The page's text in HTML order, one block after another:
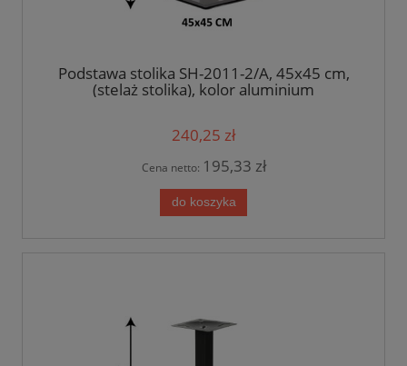
Podstawa stolika SH-2011-2/A, 45x45 cm,
(stelaż stolika), kolor aluminium
240,25 zł
Cena netto: 195,33 zł
do koszyka